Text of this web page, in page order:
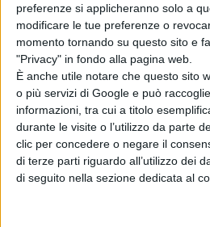
preferenze si applicheranno solo a
modificare le tue preferenze o
momento tornando su questo sito e
"Privacy" in fondo alla pagina web.
È anche utile notare che questo sito
o più servizi di Google e può
informazioni, tra cui a titolo
durante le visite o l’utilizzo da parte
clic per concedere o negare il
di terze parti riguardo all’utilizzo dei
di seguito nella sezione dedicata al
del Benelux e venendo eletto
miglior allenatore dell’anno. Per
nel Futsal femminile con il
Scudetto vinto nella stagione
Le prime parole del neo ct
ruolo è un grande onore e una